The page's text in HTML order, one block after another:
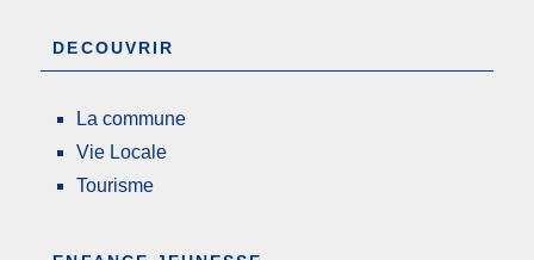
DECOUVRIR
La commune
Vie Locale
Tourisme